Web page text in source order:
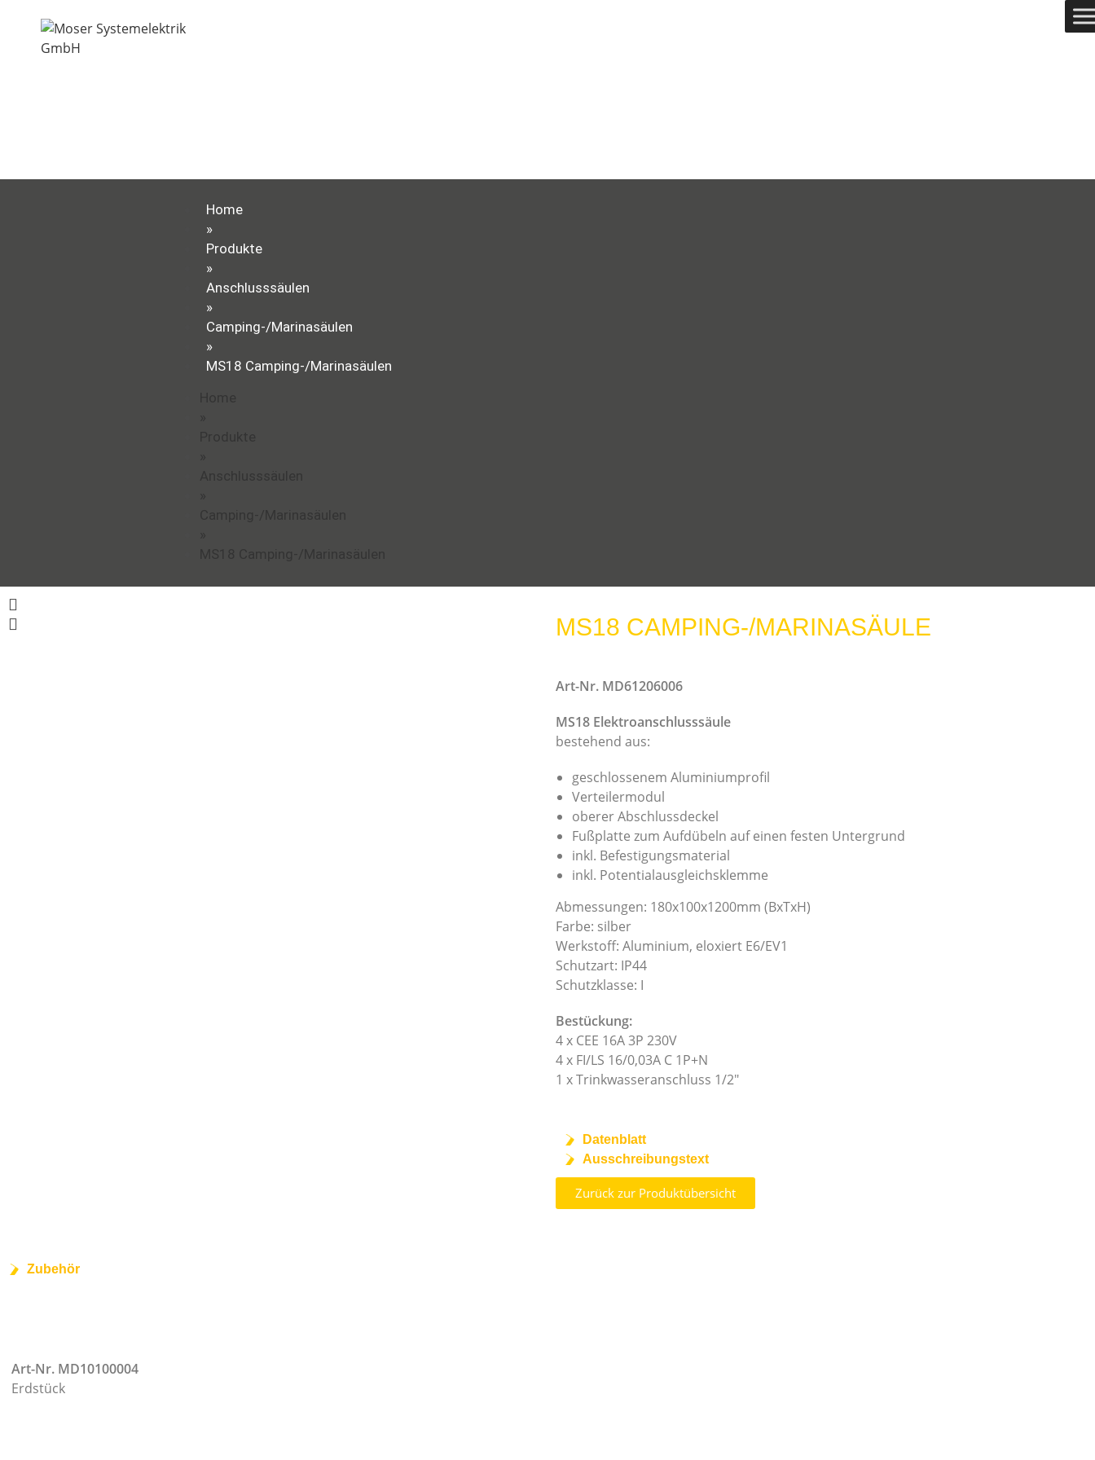
Home
»
Produkte
»
Anschlusssäulen
»
Camping-/Marinasäulen
»
MS18 Camping-/Marinasäulen
MS18 CAMPING-/MARINASÄULE
Art-Nr. MD61206006
MS18 Elektroanschlusssäule
bestehend aus:
geschlossenem Aluminiumprofil
Verteilermodul
oberer Abschlussdeckel
Fußplatte zum Aufdübeln auf einen festen Untergrund
inkl. Befestigungsmaterial
inkl. Potentialausgleichsklemme
Abmessungen: 180x100x1200mm (BxTxH)
Farbe: silber
Werkstoff: Aluminium, eloxiert E6/EV1
Schutzart: IP44
Schutzklasse: I
Bestückung:
4 x CEE 16A 3P 230V
4 x FI/LS 16/0,03A C 1P+N
1 x Trinkwasseranschluss 1/2″
Datenblatt
Ausschreibungstext
Zurück zur Produktübersicht
Zubehör
Art-Nr. MD10100004
Erdstück